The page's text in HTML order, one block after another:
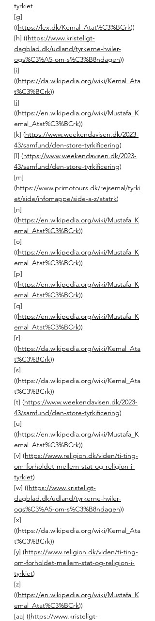
tyrkiet
[g]
((https://lex.dk/Kemal_Atat%C3%BCrk))
[h] ((https://www.kristeligt-
dagblad.dk/udland/tyrkerne-hviler-
ogs%C3%A5-om-s%C3%B8ndagen))
[i]
((https://da.wikipedia.org/wiki/Kemal_Ata
t%C3%BCrk))
[j]
((https://en.wikipedia.org/wiki/Mustafa_K
emal_Atat%C3%BCrk))
[k] (https://www.weekendavisen.dk/2023-
43/samfund/den-store-tyrkificering)
[l] (https://www.weekendavisen.dk/2023-
43/samfund/den-store-tyrkificering)
[m]
(https://www.primotours.dk/rejsemal/tyrki
et/side/infomappe/side-a-z/atatrk)
[n]
((https://en.wikipedia.org/wiki/Mustafa_K
emal_Atat%C3%BCrk))
[o]
((https://en.wikipedia.org/wiki/Mustafa_K
emal_Atat%C3%BCrk))
[p]
((https://en.wikipedia.org/wiki/Mustafa_K
emal_Atat%C3%BCrk))
[q]
((https://en.wikipedia.org/wiki/Mustafa_K
emal_Atat%C3%BCrk))
[r]
((https://da.wikipedia.org/wiki/Kemal_Ata
t%C3%BCrk))
[s]
((https://da.wikipedia.org/wiki/Kemal_Ata
t%C3%BCrk))
[t] (https://www.weekendavisen.dk/2023-
43/samfund/den-store-tyrkificering)
[u]
((https://en.wikipedia.org/wiki/Mustafa_K
emal_Atat%C3%BCrk))
[v] (https://www.religion.dk/viden/ti-ting-
om-forholdet-mellem-stat-og-religion-i-
tyrkiet)
[w] ((https://www.kristeligt-
dagblad.dk/udland/tyrkerne-hviler-
ogs%C3%A5-om-s%C3%B8ndagen))
[x]
((https://da.wikipedia.org/wiki/Kemal_Ata
t%C3%BCrk))
[y] (https://www.religion.dk/viden/ti-ting-
om-forholdet-mellem-stat-og-religion-i-
tyrkiet)
[z]
((https://en.wikipedia.org/wiki/Mustafa_K
emal_Atat%C3%BCrk))
[aa] ((https://www.kristeligt-